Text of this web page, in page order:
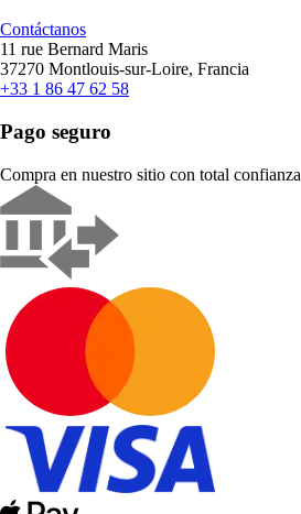
Contáctanos
11 rue Bernard Maris
37270 Montlouis-sur-Loire, Francia
+33 1 86 47 62 58
Pago seguro
Compra en nuestro sitio con total confianza